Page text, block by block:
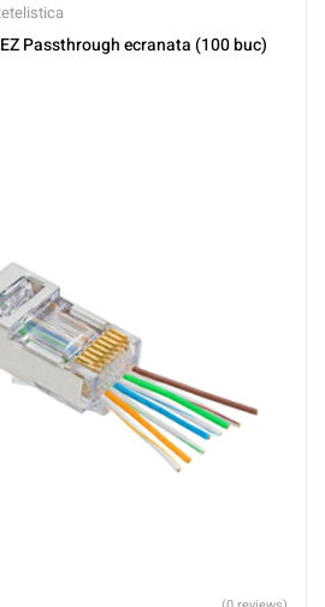
Passthrough ecranata (100 buc)